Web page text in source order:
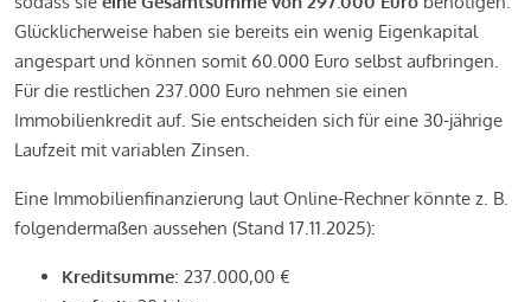
Glücklicherweise haben sie bereits ein wenig Eigenkapital
angespart und können somit 60.000 Euro selbst aufbringen.
Für die restlichen 237.000 Euro nehmen sie einen
Immobilienkredit auf. Sie entscheiden sich für eine 30-jährige
Laufzeit mit variablen Zinsen.
Eine Immobilienfinanzierung laut Online-Rechner könnte z. B.
folgendermaßen aussehen (Stand 17.11.2025):
Kreditsumme: 237.000,00 €